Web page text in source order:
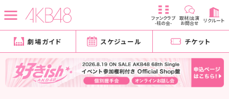
ファンクラブ
-柱の会-
取材/出演
お問合せ リクルート
劇場ガイド スケジュール チケット